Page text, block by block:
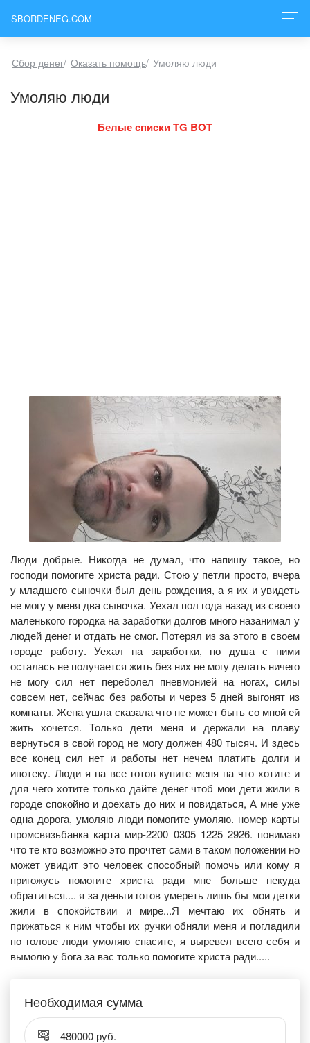
SBORDENEG.COM
Сбор денег/ Оказать помощь/ Умоляю люди
Умоляю люди
Белые списки TG BOT
Люди добрые. Никогда не думал, что напишу такое, но
господи помогите христа ради. Стою у петли просто, вчера
у младшего сыночки был день рождения, а я их и увидеть
не могу у меня два сыночка. Уехал пол года назад из своего
маленького городка на заработки долгов много назанимал у
людей денег и отдать не смог. Потерял из за этого в своем
городе работу. Уехал на заработки, но душа с ними
осталась не получается жить без них не могу делать ничего
не могу сил нет переболел пневмонией на ногах, силы
совсем нет, сейчас без работы и через 5 дней выгонят из
комнаты. Жена ушла сказала что не может быть со мной ей
жить хочется. Только дети меня и держали на плаву
вернуться в свой город не могу должен 480 тысяч. И здесь
все конец сил нет и работы нет нечем платить долги и
ипотеку. Люди я на все готов купите меня на что хотите и
для чего хотите только дайте денег чтоб мои дети жили в
городе спокойно и доехать до них и повидаться, А мне уже
одна дорога, умоляю люди помогите умоляю. номер карты
промсвязьбанка карта мир-2200 0305 1225 2926. понимаю
что те кто возможно это прочтет сами в таком положении но
может увидит это человек способный помочь или кому я
пригожусь помогите христа ради мне больше некуда
обратиться.... я за деньги готов умереть лишь бы мои детки
жили в спокойствии и мире...Я мечтаю их обнять и
прижаться к ним чтобы их ручки обняли меня и погладили
по голове люди умоляю спасите, я выревел всего себя и
вымолю у бога за вас только помогите христа ради.....
Необходимая сумма
480000 руб.